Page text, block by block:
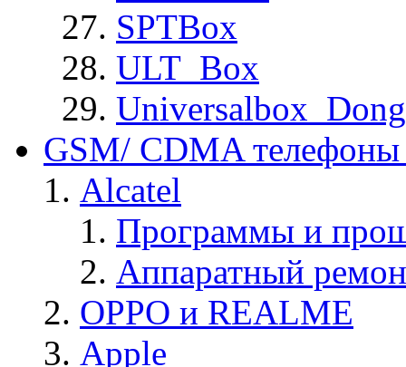
SPTBox
ULT_Box
GSM/ CDMA
Alcatel
Программы и
Аппаратный
OPPO и REALME
Apple